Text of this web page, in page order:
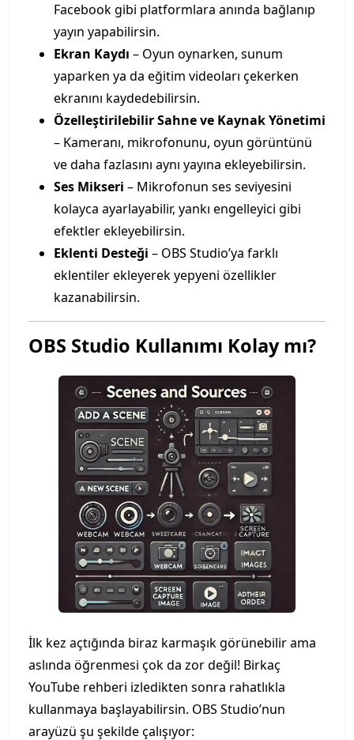
Facebook gibi platformlara anında bağlanıp
yayın yapabilirsin.
Ekran Kaydı – Oyun oynarken, sunum
yaparken ya da eğitim videoları çekerken
ekranını kaydedebilirsin.
Özelleştirilebilir Sahne ve Kaynak Yönetimi
– Kameranı, mikrofonunu, oyun görüntünü
ve daha fazlasını aynı yayına ekleyebilirsin.
Ses Mikseri – Mikrofonun ses seviyesini
kolayca ayarlayabilir, yankı engelleyici gibi
efektler ekleyebilirsin.
Eklenti Desteği – OBS Studio’ya farklı
eklentiler ekleyerek yepyeni özellikler
kazanabilirsin.
OBS Studio Kullanımı Kolay mı?
İlk kez açtığında biraz karmaşık görünebilir ama
aslında öğrenmesi çok da zor değil! Birkaç
YouTube rehberi izledikten sonra rahatlıkla
kullanmaya başlayabilirsin. OBS Studio’nun
arayüzü şu şekilde çalışıyor: